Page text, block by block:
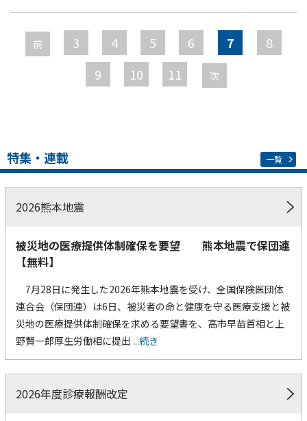
ペ
ー
ジ
前 3 4 5 6 7
8
9
10 11 次
特集・連載 一覧
2026熊本地震
被災地の医療提供体制確保を要望 熊本地震で保団連
【無料】
7月28日に発生した2026年熊本地震を受け、全国保険医団体
連合会（保団連）は6日、被災者の命と健康を守る医療支援と被
災地の医療提供体制確保を求める要望書を、高市早苗首相と上
野賢一郎厚生労働相に提出 ...続き
2026年度診療報酬改定